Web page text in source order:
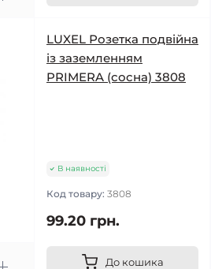
LUXEL Розетка подвійна
із заземленням
PRIMERA (сосна) 3808
В наявності
Код товару: 3808
99.20 грн.
До кошика